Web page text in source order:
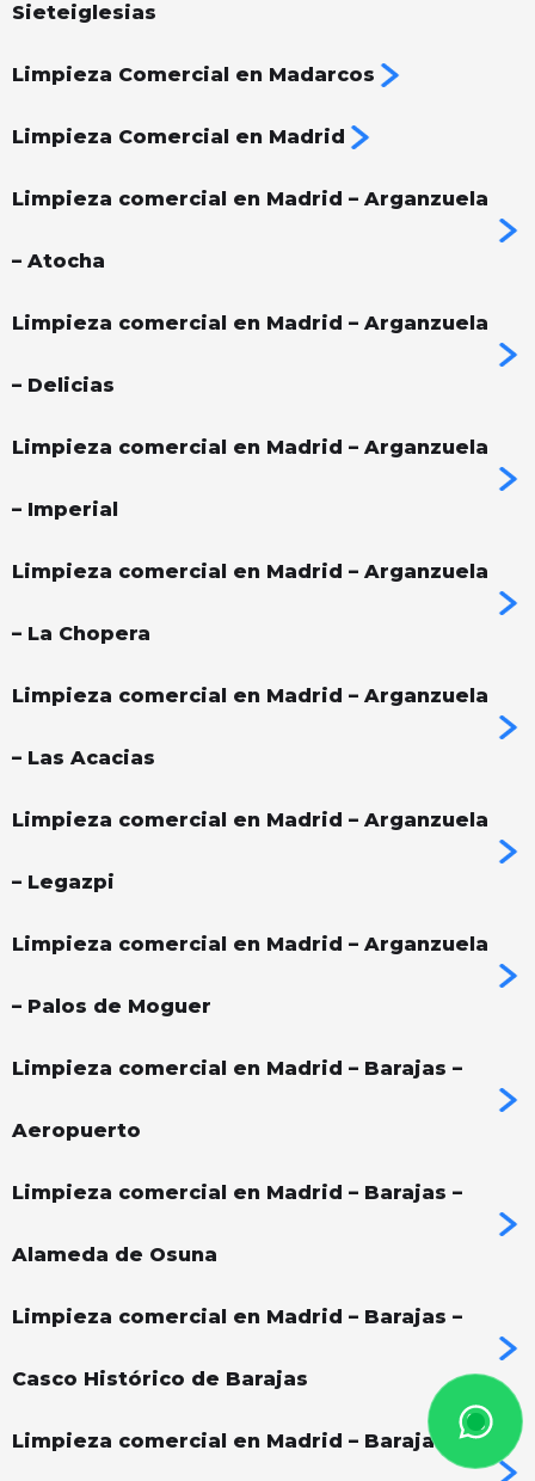
Sieteiglesias
Limpieza Comercial en Madarcos
Limpieza Comercial en Madrid
Limpieza comercial en Madrid – Arganzuela
– Atocha
Limpieza comercial en Madrid – Arganzuela
– Delicias
Limpieza comercial en Madrid – Arganzuela
– Imperial
Limpieza comercial en Madrid – Arganzuela
– La Chopera
Limpieza comercial en Madrid – Arganzuela
– Las Acacias
Limpieza comercial en Madrid – Arganzuela
– Legazpi
Limpieza comercial en Madrid – Arganzuela
– Palos de Moguer
Limpieza comercial en Madrid – Barajas –
Aeropuerto
Limpieza comercial en Madrid – Barajas –
Alameda de Osuna
Limpieza comercial en Madrid – Barajas –
Casco Histórico de Barajas
Limpieza comercial en Madrid – Barajas –